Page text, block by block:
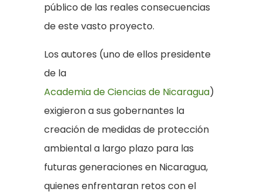
público de las reales consecuencias
de este vasto proyecto.
Los autores (uno de ellos presidente
de la
Academia de Ciencias de Nicaragua)
exigieron a sus gobernantes la
creación de medidas de protección
ambiental a largo plazo para las
futuras generaciones en Nicaragua,
quienes enfrentaran retos con el